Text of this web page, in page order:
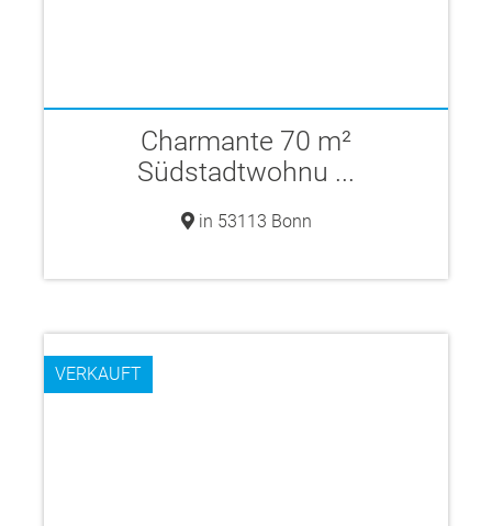
Charmante 70 m²
Südstadtwohnu ...
in 53113 Bonn
VERKAUFT